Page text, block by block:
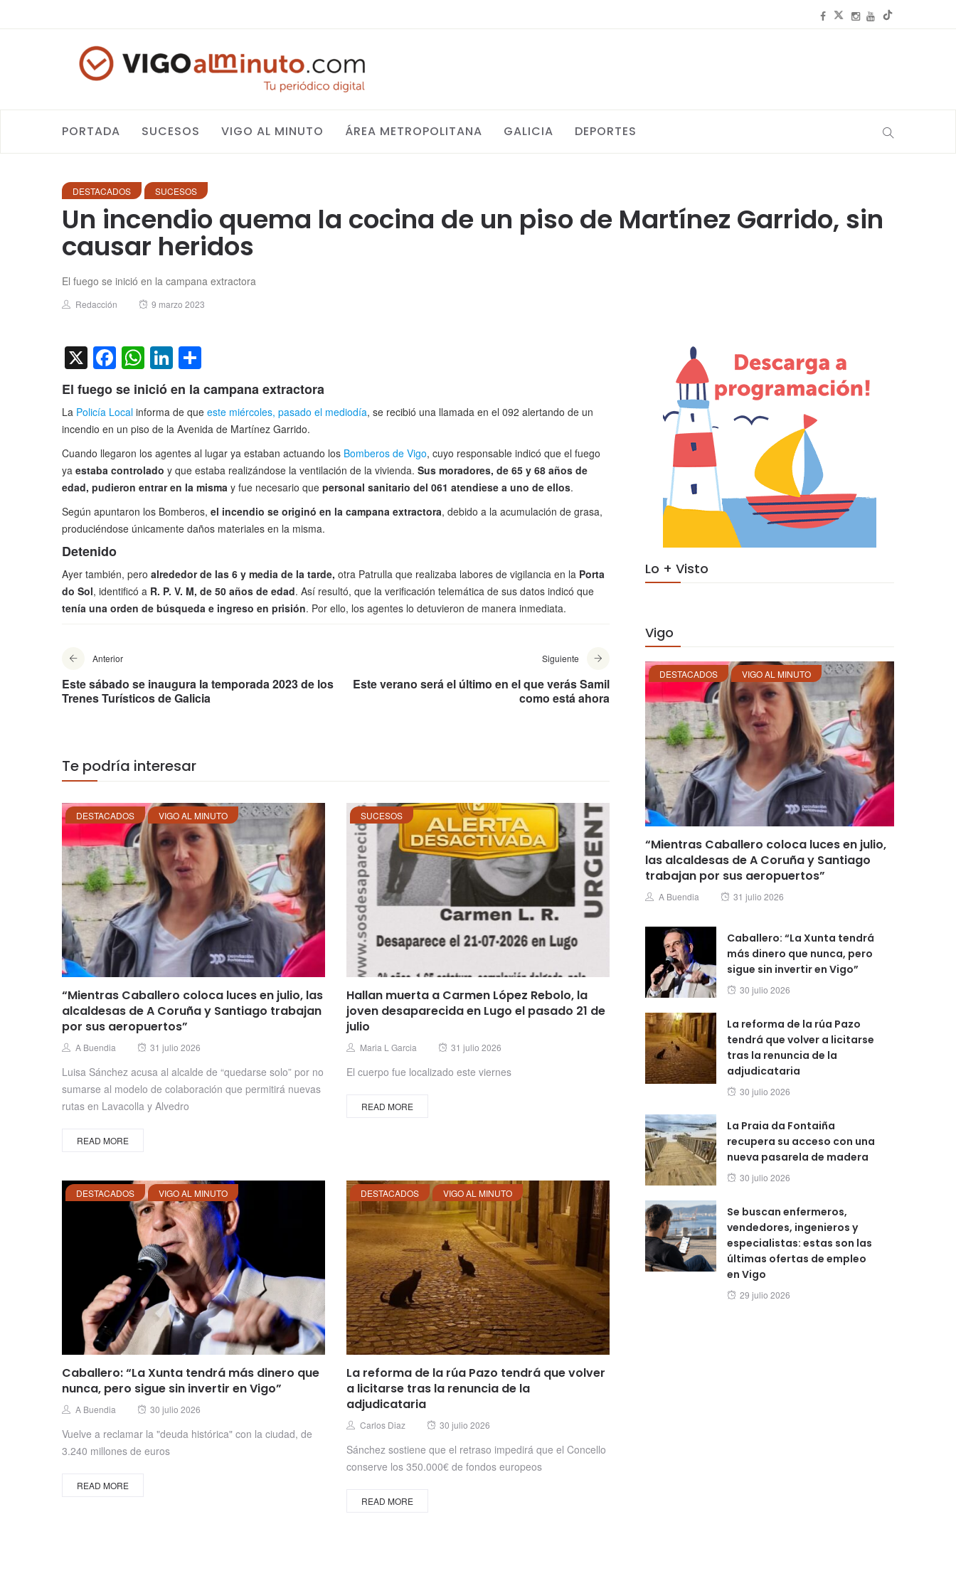
PORTADA SUCESOS VIGO AL MINUTO ÁREA METROPOLITANA GALICIA DEPORTES
DESTACADOS SUCESOS
Un incendio quema la cocina de un piso de Martínez Garrido, sin
causar heridos
El fuego se inició en la campana extractora
Author
Redacción
Posted
9 marzo 2023
X Facebook
WhatsApp
LinkedIn
El fuego se inició en la campana extractora
La Policía Local informa de que este miércoles, pasado el mediodía, se recibió una llamada en el 092 alertando de un
incendio en un piso de la Avenida de Martínez Garrido.
Cuando llegaron los agentes al lugar ya estaban actuando los Bomberos de Vigo, cuyo responsable indicó que el fuego
ya estaba controlado y que estaba realizándose la ventilación de la vivienda. Sus moradores, de 65 y 68 años de
edad, pudieron entrar en la misma y fue necesario que personal sanitario del 061 atendiese a uno de ellos.
Según apuntaron los Bomberos, el incendio se originó en la campana extractora, debido a la acumulación de grasa,
produciéndose únicamente daños materiales en la misma.
Detenido
Ayer también, pero alrededor de las 6 y media de la tarde, otra Patrulla que realizaba labores de vigilancia en la Porta
do Sol, identificó a R. P. V. M, de 50 años de edad. Así resultó, que la verificación telemática de sus datos indicó que
tenía una orden de búsqueda e ingreso en prisión. Por ello, los agentes lo detuvieron de manera inmediata.
Anterior
Este sábado se inaugura la temporada 2023 de los
Trenes Turísticos de Galicia
Siguiente
Este verano será el último en el que verás Samil
como está ahora
Te podría interesar
DESTACADOS VIGO AL MINUTO
“Mientras Caballero coloca luces en julio, las
alcaldesas de A Coruña y Santiago trabajan
por sus aeropuertos”
Author
A Buendia
Posted
31 julio 2026
Luisa Sánchez acusa al alcalde de “quedarse solo” por no
sumarse al modelo de colaboración que permitirá nuevas
rutas en Lavacolla y Alvedro
READ MORE
SUCESOS
Hallan muerta a Carmen López Rebolo, la
joven desaparecida en Lugo el pasado 21 de
julio
Author
Maria L Garcia
Posted
31 julio 2026
El cuerpo fue localizado este viernes
READ MORE
DESTACADOS VIGO AL MINUTO
Caballero: “La Xunta tendrá más dinero que
nunca, pero sigue sin invertir en Vigo”
Author
A Buendia
Posted
30 julio 2026
Vuelve a reclamar la "deuda histórica" con la ciudad, de
3.240 millones de euros
READ MORE
DESTACADOS VIGO AL MINUTO
La reforma de la rúa Pazo tendrá que volver
a licitarse tras la renuncia de la
adjudicataria
Author
Carlos Diaz
Posted
30 julio 2026
Sánchez sostiene que el retraso impedirá que el Concello
conserve los 350.000€ de fondos europeos
READ MORE
Lo + Visto
Vigo
DESTACADOS VIGO AL MINUTO
“Mientras Caballero coloca luces en julio,
las alcaldesas de A Coruña y Santiago
trabajan por sus aeropuertos”
Author
A Buendia
Posted
31 julio 2026
Caballero: “La Xunta tendrá
más dinero que nunca, pero
sigue sin invertir en Vigo”
Posted
30 julio 2026
La reforma de la rúa Pazo
tendrá que volver a licitarse
tras la renuncia de la
adjudicataria
Posted
30 julio 2026
La Praia da Fontaiña
recupera su acceso con una
nueva pasarela de madera
Posted
30 julio 2026
Se buscan enfermeros,
vendedores, ingenieros y
especialistas: estas son las
últimas ofertas de empleo
en Vigo
Posted
29 julio 2026